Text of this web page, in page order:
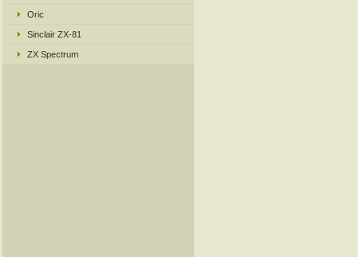
Oric
Sinclair ZX-81
ZX Spectrum